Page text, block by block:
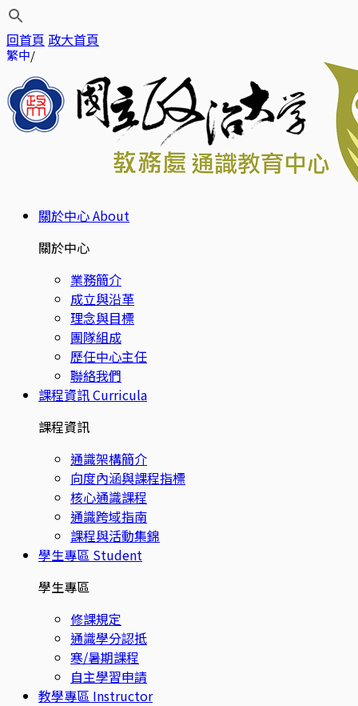
回首頁 政大首頁
繁中
關於中心About
關於中心
業務簡介
成立與沿革
理念與目標
團隊組成
歷任中心主任
聯絡我們
課程資訊Curricula
課程資訊
通識架構簡介
向度內涵與課程指標
核心通識課程
通識跨域指南
課程與活動集錦
學生專區 Student
學生專區
修課規定
通識學分認抵
寒/暑期課程
自主學習申請
教學專區 Instructor